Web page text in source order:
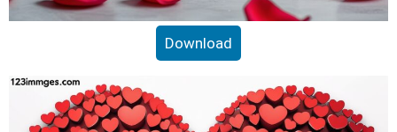
Download